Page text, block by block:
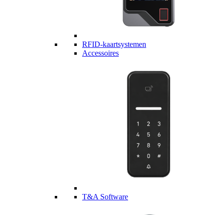
RFID-kaartsystemen
Accessoires
T&A Software